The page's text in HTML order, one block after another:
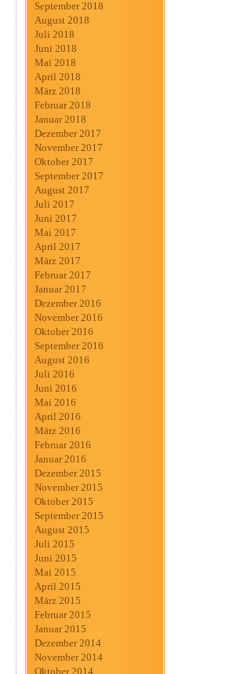
September 2018
August 2018
Juli 2018
Juni 2018
Mai 2018
April 2018
März 2018
Februar 2018
Januar 2018
Dezember 2017
November 2017
Oktober 2017
September 2017
August 2017
Juli 2017
Juni 2017
Mai 2017
April 2017
März 2017
Februar 2017
Januar 2017
Dezember 2016
November 2016
Oktober 2016
September 2016
August 2016
Juli 2016
Juni 2016
Mai 2016
April 2016
März 2016
Februar 2016
Januar 2016
Dezember 2015
November 2015
Oktober 2015
September 2015
August 2015
Juli 2015
Juni 2015
Mai 2015
April 2015
März 2015
Februar 2015
Januar 2015
Dezember 2014
November 2014
Oktober 2014